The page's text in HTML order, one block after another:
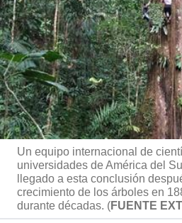
Un equipo internacional de
universidades de América del
llegado a esta conclusión
crecimiento de los árboles en
durante décadas. (FUENTE